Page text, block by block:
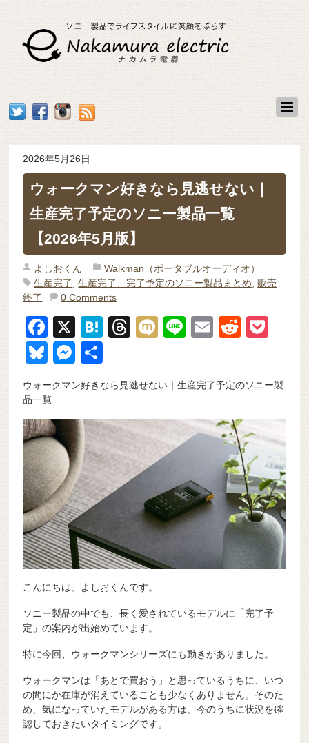
2026年5月26日
ウォークマン好きなら見逃せない｜
生産完了予定のソニー製品一覧
【2026年5月版】
よしおくん
Walkman（ポータブルオーディオ）
生産完了
,生産完了、完了予定のソニー製品まとめ
販売
終了
0 Comments
F
a
c
e
b
o
o
k
X
H
n
a
T
a
d
s
M
Li
E
R
di
t
et
Bl
e
sk
y
M
e
ss
e
n
g
er
有
ウォークマン好きなら見逃せない｜生産完了予定のソニー製
品一覧
こんにちは、よしおくんです。
ソニー製品の中でも、長く愛されているモデルに「完了予
定」の案内が出始めています。
特に今回、ウォークマンシリーズにも動きがありました。
ウォークマンは「あとで買おう」と思っているうちに、いつ
の間にか在庫が消えていることも少なくありません。そのた
め、気になっていたモデルがある方は、今のうちに状況を確
認しておきたいタイミングです。